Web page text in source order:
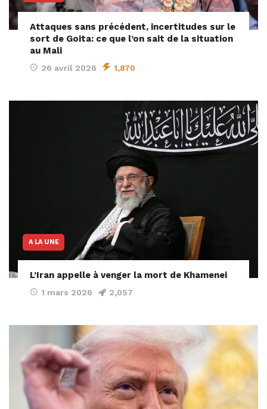
Attaques sans précédent, incertitudes sur le
sort de Goita: ce que l’on sait de la situation
au Mali
26 avril 2026 1,870
A LA UNE
L’Iran appelle à venger la mort de Khamenei
1 mars 2026 2,057